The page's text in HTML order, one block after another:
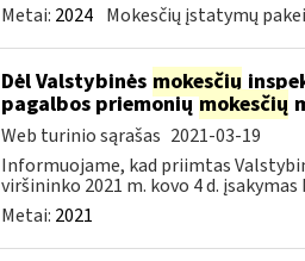
Metai: 2024 Mokesčių įstatymų
Dėl Valstybinės mokesčių
pagalbos priemoniųmokesčių
Web turinio sąrašas 2021-03-19
Informuojame, kad priimtas
viršininko 2021 m. kovo 4 d. įsakymas
Metai: 2021